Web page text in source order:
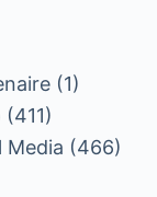
(1)
(411)
Media (466)